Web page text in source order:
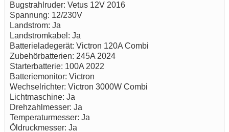
Bugstrahlruder: Vetus 12V 2016
Spannung: 12/230V
Landstrom: Ja
Landstromkabel: Ja
Batterieladegerät: Victron 120A Combi
Zubehörbatterien: 245A 2024
Starterbatterie: 100A 2022
Batteriemonitor: Victron
Wechselrichter: Victron 3000W Combi
Lichtmaschine: Ja
Drehzahlmesser: Ja
Temperaturmesser: Ja
Öldruckmesser: Ja